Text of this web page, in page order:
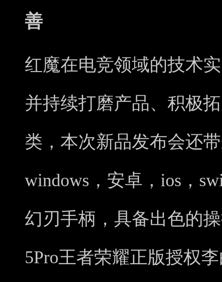
善
红魔在电竞领域的技术
并持续打磨产品、积极
类，本次新品发布会还
windows，安卓，ios，
幻刃手柄，具备出色的
5Pro王者荣耀正版授权